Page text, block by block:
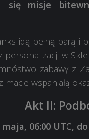
się misje
idą pełną parą i
w
zabawy z
macie wspaniałą
Akt II:
maja, 06:00 UTC, do